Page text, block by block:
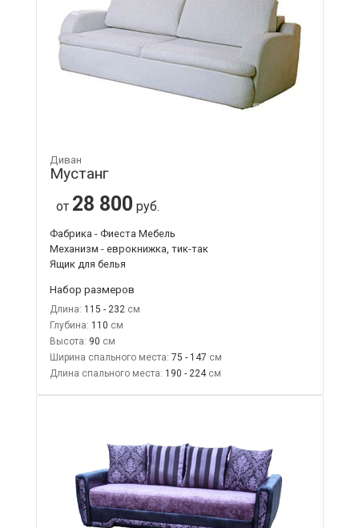
Диван
Мустанг
от 28 800 руб.
Фабрика - Фиеста Мебель
Механизм - еврокнижка, тик-так
Ящик для белья
Набор размеров
Длина: 115 - 232
Глубина: 110
Высота: 90
Ширина спального места: 75 - 147
Длина спального места: 190 - 224